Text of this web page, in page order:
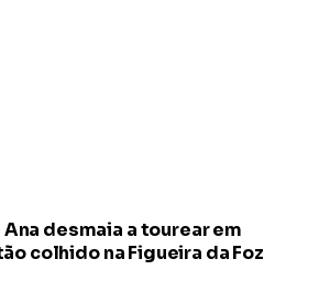
Ana desmaia a tourear em
colhido na Figueira da Foz